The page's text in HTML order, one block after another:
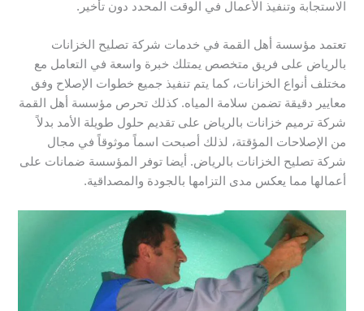
الاستجابة وتنفيذ الأعمال في الوقت المحدد دون تأخير.
تعتمد مؤسسة أهل القمة في خدمات شركة تصليح الخزانات
بالرياض على فريق متخصص يمتلك خبرة واسعة في التعامل مع
مختلف أنواع الخزانات، كما يتم تنفيذ جميع خطوات الإصلاح وفق
معايير دقيقة تضمن سلامة المياه. كذلك تحرص مؤسسة أهل القمة
شركة ترميم خزانات بالرياض على تقديم حلول طويلة الأمد بدلاً
من الإصلاحات المؤقتة، لذلك أصبحت اسماً موثوقاً في مجال
شركة تصليح الخزانات بالرياض. أيضا توفر المؤسسة ضمانات على
أعمالها مما يعكس مدى التزامها بالجودة والمصداقية.